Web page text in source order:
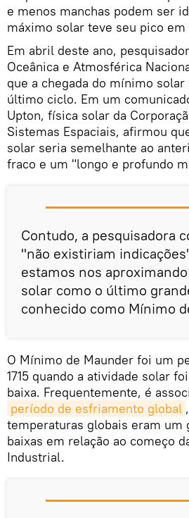
e menos manchas podem ser
máximo solar teve seu pico em
Em abril deste ano,
Oceânica e Atmosférica
que a chegada do mínimo
último ciclo. Em um
Upton, física solar da
Sistemas Espaciais, afirmou
solar seria semelhante ao
fraco e um "longo e profundo
Contudo, a pesquisadora
"não existiriam
estamos nos
solar como o último
conhecido como Mínimo
O Mínimo de Maunder foi um
1715 quando a atividade solar
baixa. Frequentemente, é
período de esfriamento global
temperaturas globais eram um
baixas em relação ao começo
Industrial.